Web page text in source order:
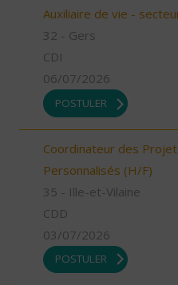
Auxiliaire de vie -
32 - Gers
CDI
06/07/2026
POSTULER
Coordinateur des
Personnalisés (H/F)
35 - Ille-et-Vilaine
CDD
03/07/2026
POSTULER